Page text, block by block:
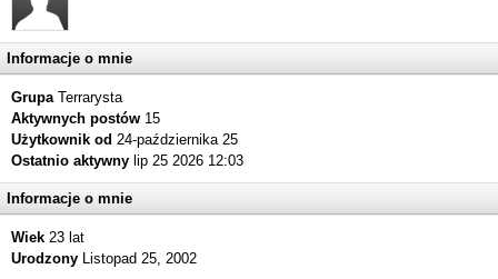
Informacje o mnie
GrupaTerrarysta
Aktywnych postów 15
Użytkownik od 24-października 25
Ostatnio aktywny lip 25 2026 12:03
Informacje o mnie
Wiek 23 lat
Urodzony Listopad 25, 2002